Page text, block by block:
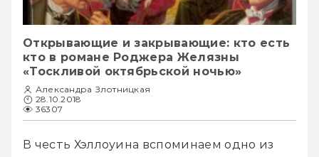
Открывающие и закрывающие: кто есть
кто в романе Роджера Желязны
«Тоскливой октябрьской ночью»
Александра Злотницкая
28.10.2018
36307
В честь Хэллоуина вспоминаем одно из